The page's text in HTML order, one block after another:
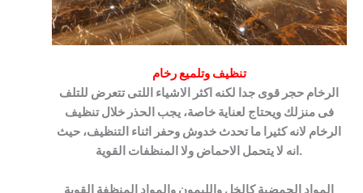
تنظيف وتلميع رخام
الرخام حجر قوى جدا لكنه اكثر الاشياء اللتى تتعرض للتلف
فى منزلك ويحتاج لعناية خاصة، يجب الحذر خلال تنظيف
الرخام لانه كثيرا ما تحدث خدوش وحفر اثناء التنظيف، حيث
انه لا يتحمل الاحماض ولا المنظفات القوية.
المواد الحمضية كالخل والليمون والمواد المنظفة القوية